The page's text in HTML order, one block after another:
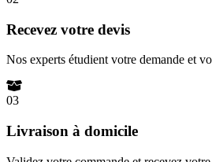
Recevez votre devis
Nos experts étudient votre demande et
03
Livraison à domicile